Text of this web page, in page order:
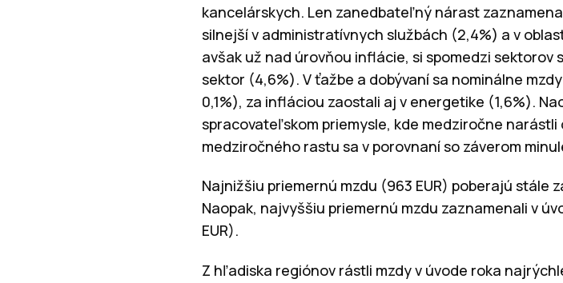
kancelárskych. Len zanedbateľný nárast
silnejší v administratívnych službách (2,4%) a v
avšak už nad úrovňou inflácie, si spomedzi
sektor (4,6%). V ťažbe a dobývaní sa nominálne
0,1%), za infláciou zaostali aj v energetike (1,6%).
spracovateľskom priemysle, kde medziročne
medziročného rastu sa v porovnaní so záverom
Najnižšiu priemernú mzdu (963 EUR) poberajú
Naopak, najvyššiu priemernú mzdu zaznamenali v
EUR).
Z hľadiska regiónov rástli mzdy v úvode roka